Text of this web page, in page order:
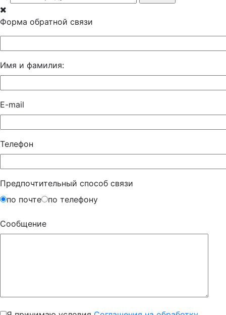
Форма обратной связи
Имя и фамилия:
E-mail
Телефон
Предпочтительный способ связи
по почте
по телефону
Сообщение